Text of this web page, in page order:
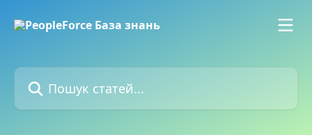
Пошук статей...